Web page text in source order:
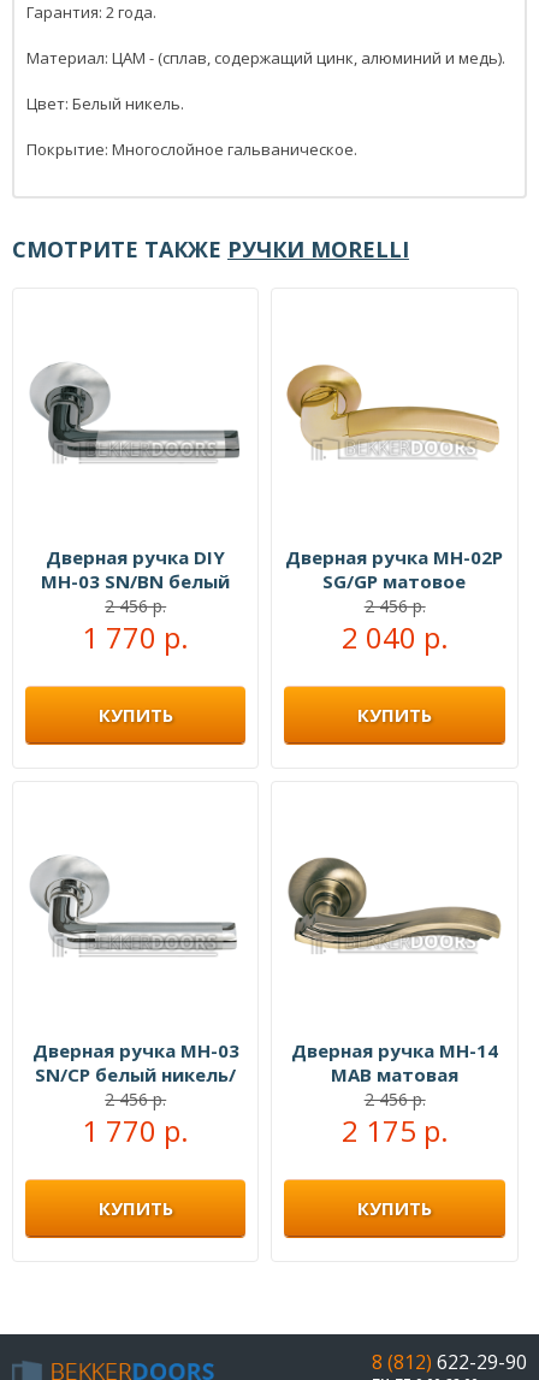
Гарантия: 2 года.
Материал: ЦАМ - (сплав, содержащий цинк, алюминий и медь).
Цвет: Белый никель.
Покрытие: Многослойное гальваническое.
СМОТРИТЕ ТАКЖЕ РУЧКИ MORELLI
Дверная ручка DIY
MH-03 SN/BN белый
никель/черный никель
2 456 р.
1 770 р.
КУПИТЬ
Дверная ручка MH-02P
SG/GP матовое
золото/золото
2 456 р.
2 040 р.
КУПИТЬ
Дверная ручка MH-03
SN/CP белый никель/
полированный хром
2 456 р.
1 770 р.
КУПИТЬ
Дверная ручка MH-14
MAB матовая
античная бронза/
античная бронза
2 456 р.
2 175 р.
КУПИТЬ
8 (812) 622-29-90